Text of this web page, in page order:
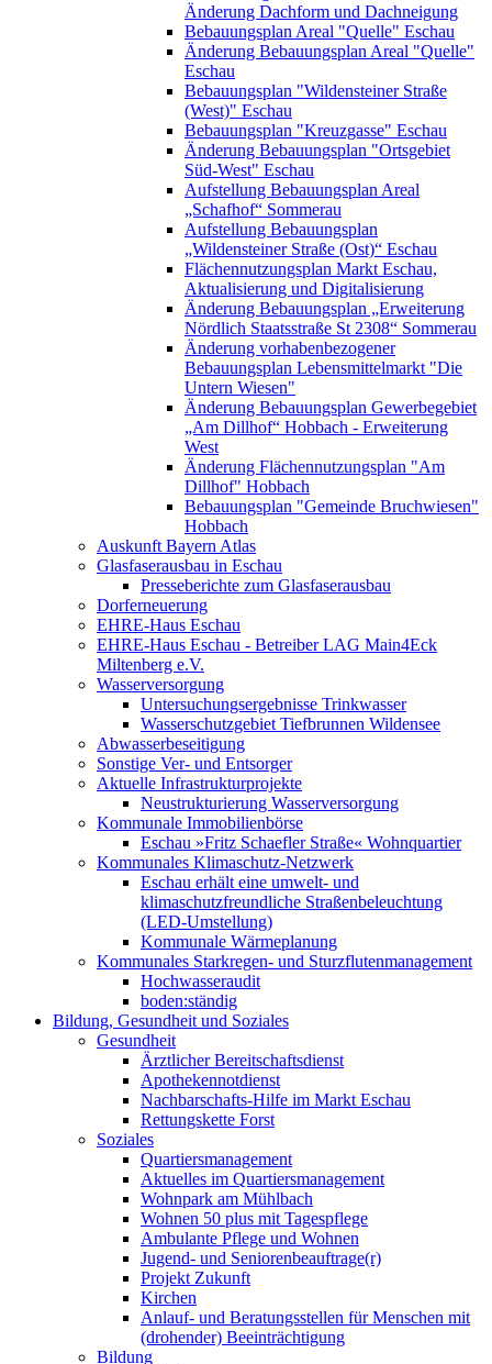
Änderung Dachform und Dachneigung
Bebauungsplan Areal "Quelle" Eschau
Änderung Bebauungsplan Areal "Quelle"
Eschau
Bebauungsplan "Wildensteiner Straße
(West)" Eschau
Bebauungsplan "Kreuzgasse" Eschau
Änderung Bebauungsplan "Ortsgebiet
Süd-West" Eschau
Aufstellung Bebauungsplan Areal
„Schafhof“ Sommerau
Aufstellung Bebauungsplan
„Wildensteiner Straße (Ost)“ Eschau
Flächennutzungsplan Markt Eschau,
Aktualisierung und Digitalisierung
Änderung Bebauungsplan „Erweiterung
Nördlich Staatsstraße St 2308“ Sommerau
Änderung vorhabenbezogener
Bebauungsplan Lebensmittelmarkt "Die
Untern Wiesen"
Änderung Bebauungsplan Gewerbegebiet
„Am Dillhof“ Hobbach - Erweiterung
West
Änderung Flächennutzungsplan "Am
Dillhof" Hobbach
Bebauungsplan "Gemeinde Bruchwiesen"
Hobbach
Auskunft Bayern Atlas
Glasfaserausbau in Eschau
Presseberichte zum Glasfaserausbau
Dorferneuerung
EHRE-Haus Eschau
EHRE-Haus Eschau - Betreiber LAG Main4Eck
Miltenberg e.V.
Wasserversorgung
Untersuchungsergebnisse Trinkwasser
Wasserschutzgebiet Tiefbrunnen Wildensee
Abwasserbeseitigung
Sonstige Ver- und Entsorger
Aktuelle Infrastrukturprojekte
Neustrukturierung Wasserversorgung
Kommunale Immobilienbörse
Eschau »Fritz Schaefler Straße« Wohnquartier
Kommunales Klimaschutz-Netzwerk
Eschau erhält eine umwelt- und
klimaschutzfreundliche Straßenbeleuchtung
(LED-Umstellung)
Kommunale Wärmeplanung
Kommunales Starkregen- und Sturzflutenmanagement
Hochwasseraudit
boden:ständig
Bildung, Gesundheit und Soziales
Gesundheit
Ärztlicher Bereitschaftsdienst
Apothekennotdienst
Nachbarschafts-Hilfe im Markt Eschau
Rettungskette Forst
Soziales
Quartiersmanagement
Aktuelles im Quartiersmanagement
Wohnpark am Mühlbach
Wohnen 50 plus mit Tagespflege
Ambulante Pflege und Wohnen
Jugend- und Seniorenbeauftrage(r)
Projekt Zukunft
Kirchen
Anlauf- und Beratungsstellen für Menschen mit
(drohender) Beeinträchtigung
Bildung